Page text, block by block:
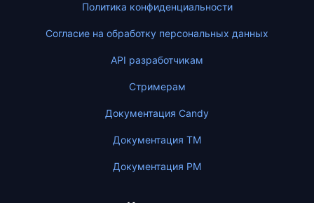
Политика конфиденциальности
Согласие на обработку персональных данных
API разработчикам
Стримерам
Документация Candy
Документация ТМ
Документация PM